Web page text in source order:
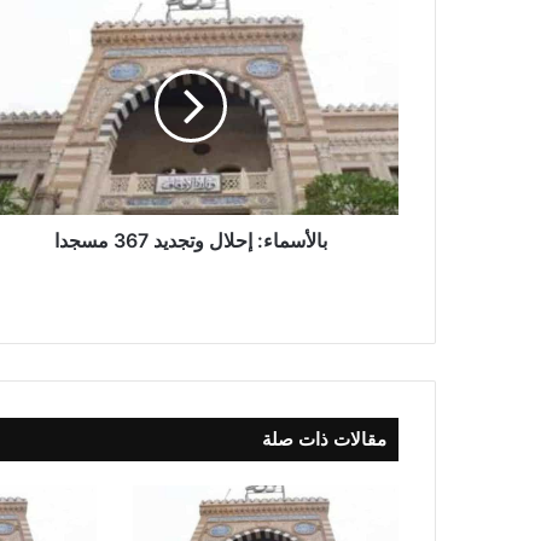
بالأسماء: إحلال وتجديد 367 مسجدا
مقالات ذات صلة